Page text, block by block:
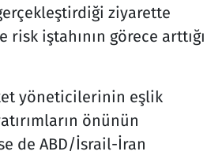
ziyarette
iştahının görece arttığı
yöneticilerinin eşlik
önünün
de ABD/İsrail-İran